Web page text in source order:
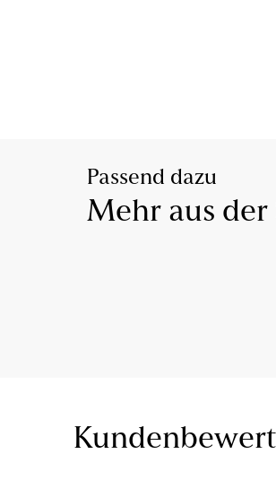
Passend dazu
Mehr aus der